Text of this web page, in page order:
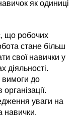
як одиниці
що робочих
стане більш
свої навички у
діяльності.
вимоги до
уваги на
навички.